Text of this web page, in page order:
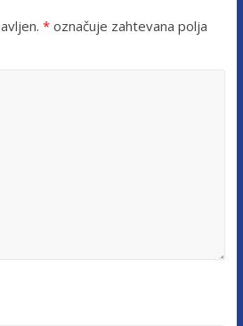
*označuje zahtevana polja